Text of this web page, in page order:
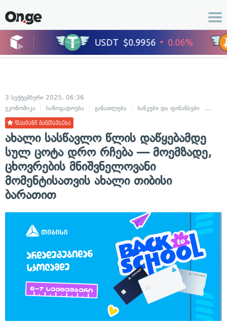
3 სექტემბერი 2025, 06:36
ეკონომიკა
საზოგადოება განათლება ბანკები და ფინანსები
ფასიანი განთავსება
ახალი სასწავლო წლის დაწყებამდე
სულ ცოტა დრო რჩება — მოემზადე,
ცხოვრების მნიშვნელოვანი
მომენტისათვის ახალი თიბისი
ბარათით